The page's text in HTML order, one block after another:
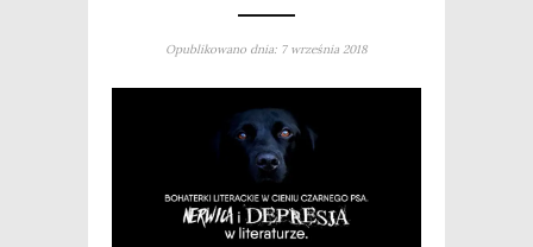
Opublikowano dnia: 7 września 2018